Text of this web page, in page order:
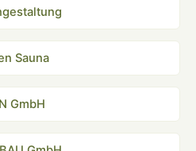
Sauna
GmbH